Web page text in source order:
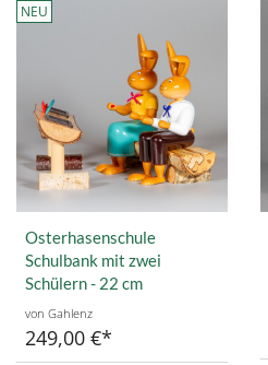
NEU
Osterhasenschule
Schulbank mit zwei
Schülern - 22 cm
von Gahlenz
249,00 €